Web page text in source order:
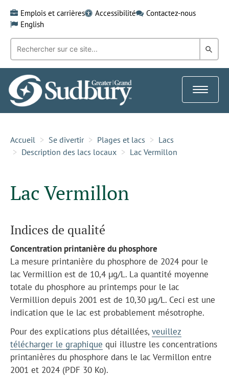
content
Emplois et carrières Accessibilité
Contactez-nous
English
Recherche
mot-
clé:
dans
Toggle
Accueil Se divertir Plages et lacs
Lacs
Description des lacs locaux
Lac Vermillon
Lac Vermillon
Indices de qualité
Concentration printanière du phosphore
La mesure printanière du phosphore de 2024 pour le
lac Vermillion est de 10,4 µg/L. La quantité moyenne
totale du phosphore au printemps pour le lac
Vermillion depuis 2001 est de 10,30 µg/L. Ceci est une
indication que le lac est probablement mésotrophe.
Pour des explications plus détaillées, veuillez
télécharger le graphique qui illustre les concentrations
printanières du phosphore dans le lac Vermillon entre
2001 et 2024 (PDF 30 Ko).